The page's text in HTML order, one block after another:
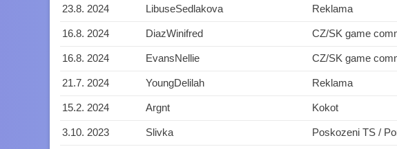
23.8. 2024 LibuseSedlakova Reklama
16.8. 2024 DiazWinifred CZ/SK game
16.8. 2024 EvansNellie CZ/SK game
21.7. 2024 YoungDelilah Reklama
15.2. 2024 Argnt Kokot
3.10. 2023 Slivka Poskozeni TS /